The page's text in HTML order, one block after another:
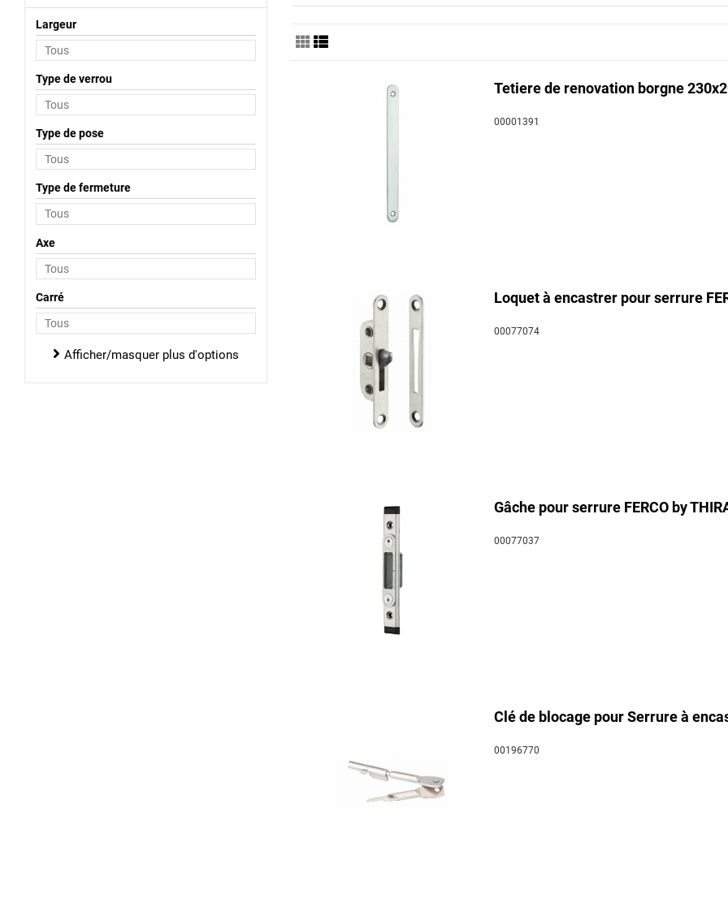
Tetiere de renovation borgne
00001391
Loquet à encastrer pour serrure
00077074
Gâche pour serrure FERCO by
00077037
Clé de blocage pour Serrure à
00196770
Largeur
Type de verrou
Type de pose
Type de fermeture
Axe
Carré
Afficher/masquer plus d'options